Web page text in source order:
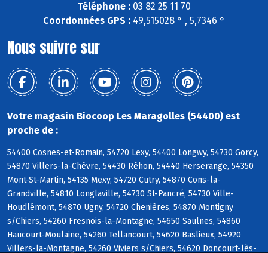
Téléphone : 03 82 25 11 70
Coordonnées GPS : 49,515028 ° , 5,7346 °
Nous suivre sur
Votre magasin Biocoop Les Maragolles (54400) est
proche de :
54400 Cosnes-et-Romain, 54720 Lexy, 54400 Longwy, 54730 Gorcy,
54870 Villers-la-Chèvre, 54430 Réhon, 54440 Herserange, 54350
Mont-St-Martin, 54135 Mexy, 54720 Cutry, 54870 Cons-la-
Grandville, 54810 Longlaville, 54730 St-Pancré, 54730 Ville-
Houdlémont, 54870 Ugny, 54720 Chenières, 54870 Montigny
s/Chiers, 54260 Fresnois-la-Montagne, 54650 Saulnes, 54860
Haucourt-Moulaine, 54260 Tellancourt, 54620 Baslieux, 54920
Villers-la-Montagne, 54260 Viviers s/Chiers, 54620 Doncourt-lès-